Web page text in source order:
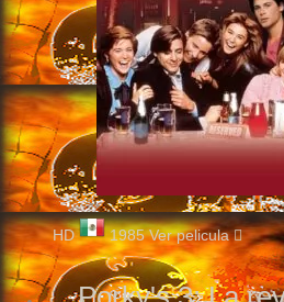
HD 1985 Ver pelicula